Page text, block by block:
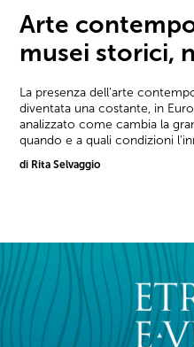
Arte
musei storici,
La presenza dell'arte
diventata una costante, in
analizzato come cambia la
quando e a quali condizioni
di Rita Selvaggio